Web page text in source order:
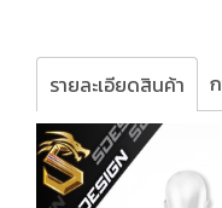
รายละเอียดสินค้า